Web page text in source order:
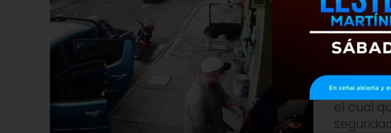
NACIONALES
a
Un robo
el cual